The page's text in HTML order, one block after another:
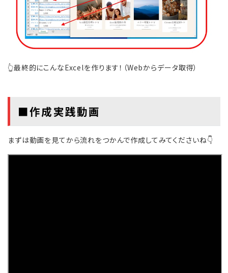
👆最終的にこんなExcelを作ります！（Webからデータ取得）
■作成実践動画
まずは動画を見てから流れをつかんで作成してみてくださいね👇